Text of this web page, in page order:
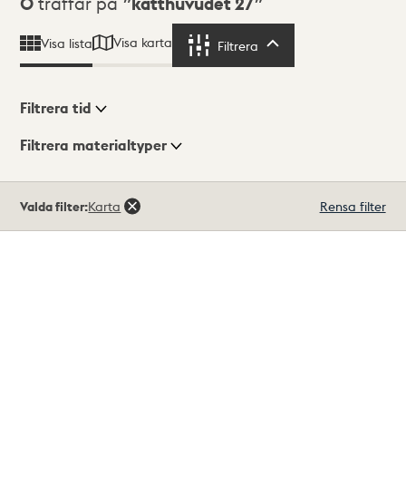
Visa lista Visa karta Filtrera
Visningsläge
Filtrera tid
Filtrera materialtyper
träffar
Valda filter:Karta Rensa filter